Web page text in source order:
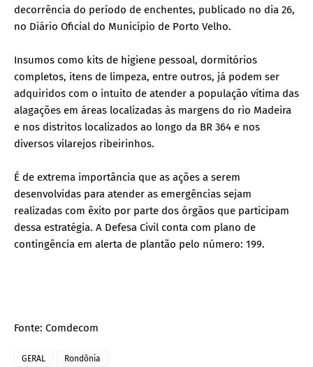
decorrência do período de enchentes, publicado no dia 26,
no Diário Oficial do Município de Porto Velho.
Insumos como kits de higiene pessoal, dormitórios
completos, itens de limpeza, entre outros, já podem ser
adquiridos com o intuito de atender a população vítima das
alagações em áreas localizadas às margens do rio Madeira
e nos distritos localizados ao longo da BR 364 e nos
diversos vilarejos ribeirinhos.
É de extrema importância que as ações a serem
desenvolvidas para atender as emergências sejam
realizadas com êxito por parte dos órgãos que participam
dessa estratégia. A Defesa Civil conta com plano de
contingência em alerta de plantão pelo número: 199.
Fonte: Comdecom
GERAL Rondônia